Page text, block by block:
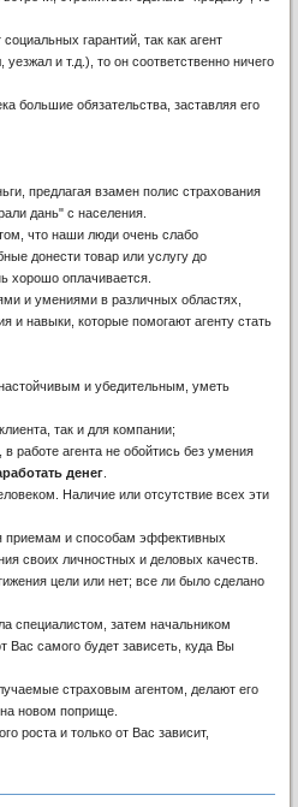
гарантий, так как агент
и т.д.), то он соответственно ничего
большие обязательства, заставляя его
предлагая взамен полис страхования
дань" с населения.
что наши люди очень слабо
донести товар или услугу до
хорошо оплачивается.
и умениями в различных областях,
и навыки, которые помогают агенту стать
и убедительным, уметь
так и для компании;
работе агента не обойтись без умения
денег
Наличие или отсутствие всех эти
приемам и способам эффективных
своих личностных и деловых качеств.
цели или нет; все ли было сделано
специалистом, затем начальником
Вас самого будет зависеть, куда Вы
страховым агентом, делают его
новом поприще.
роста и только от Вас зависит,